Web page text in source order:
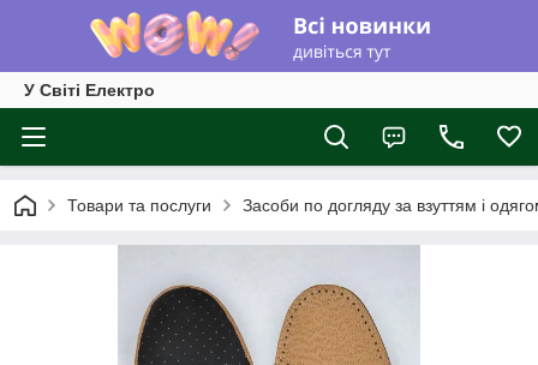
У Світі Електро
Товари та послуги Засоби по догляду за взуттям і